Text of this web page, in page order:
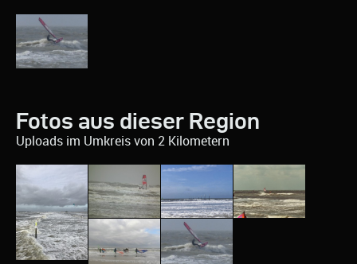
Fotos aus dieser Region
Uploads im Umkreis von 2 Kilometern